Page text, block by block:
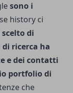
sono i
history ci
di
ricerca ha
e dei contatti
portfolio di
che